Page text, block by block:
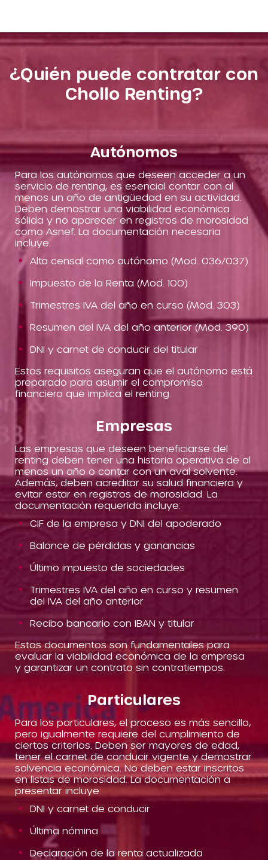
¿Quién puede contratar con
Chollo Renting?
Autónomos
Para los autónomos que deseen acceder a un
servicio de renting, es esencial contar con al
menos un año de antigüedad en su actividad.
Deben demostrar una viabilidad económica
sólida y no aparecer en registros de morosidad
como Asnef. La documentación necesaria
incluye:
Alta censal como autónomo (Mod. 036/037)
Impuesto de la Renta (Mod. 100)
Trimestres IVA del año en curso (Mod. 303)
Resumen del IVA del año anterior (Mod. 390)
DNI y carnet de conducir del titular
Estos requisitos aseguran que el autónomo está
preparado para asumir el compromiso
financiero que implica el renting.
Empresas
Las empresas que deseen beneficiarse del
renting deben tener una historia operativa de al
menos un año o contar con un aval solvente.
Además, deben acreditar su salud financiera y
evitar estar en registros de morosidad. La
documentación requerida incluye:
CIF de la empresa y DNI del apoderado
Balance de pérdidas y ganancias
Último impuesto de sociedades
Trimestres IVA del año en curso y resumen
del IVA del año anterior
Recibo bancario con IBAN y titular
Estos documentos son fundamentales para
evaluar la viabilidad económica de la empresa
y garantizar un contrato sin contratiempos.
Particulares
Para los particulares, el proceso es más sencillo,
pero igualmente requiere del cumplimiento de
ciertos criterios. Deben ser mayores de edad,
tener el carnet de conducir vigente y demostrar
solvencia económica. No deben estar inscritos
en listas de morosidad. La documentación a
presentar incluye:
DNI y carnet de conducir
Última nómina
Declaración de la renta actualizada